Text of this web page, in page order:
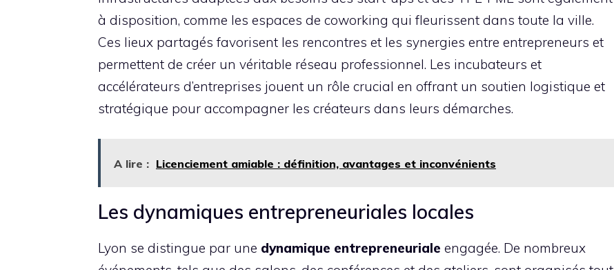
à disposition, comme les espaces de coworking qui fleurissent dans toute la ville.
Ces lieux partagés favorisent les rencontres et les synergies entre entrepreneurs et
permettent de créer un véritable réseau professionnel. Les incubateurs et
accélérateurs d’entreprises jouent un rôle crucial en offrant un soutien logistique et
stratégique pour accompagner les créateurs dans leurs démarches.
A lire : Licenciement amiable : définition, avantages et inconvénients
Les dynamiques entrepreneuriales locales
Lyon se distingue par une dynamique entrepreneuriale engagée. De nombreux